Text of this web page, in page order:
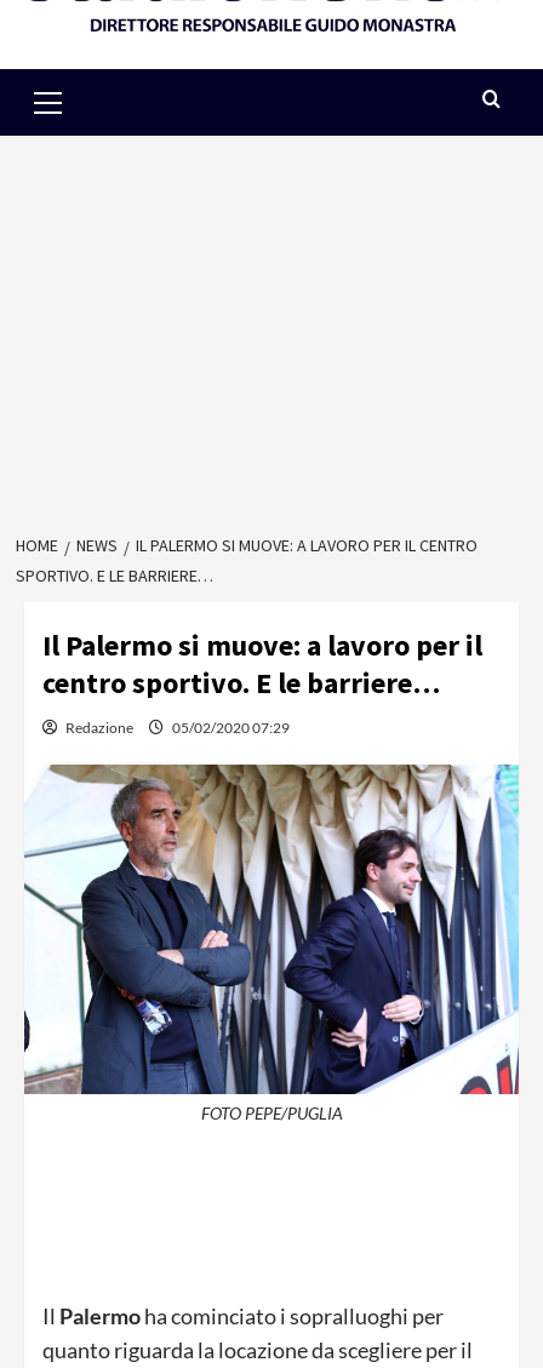
Menu
HOME NEWS
IL PALERMO SI MUOVE: A LAVORO PER IL CENTRO
SPORTIVO. E LE BARRIERE…
Il Palermo si muove: a lavoro per il
centro sportivo. E le barriere…
Redazione 05/02/2020 07:29
FOTO PEPE/PUGLIA
Il Palermoha cominciato i sopralluoghi per
quanto riguarda la locazione da scegliere per il